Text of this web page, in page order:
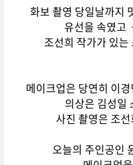
화보 촬영 당일날까지
유선을 속였고
조선희 작가가 있
메이크업은 당연히 이
의상은 김성일
사진 촬영은 조
오늘의 주인공인